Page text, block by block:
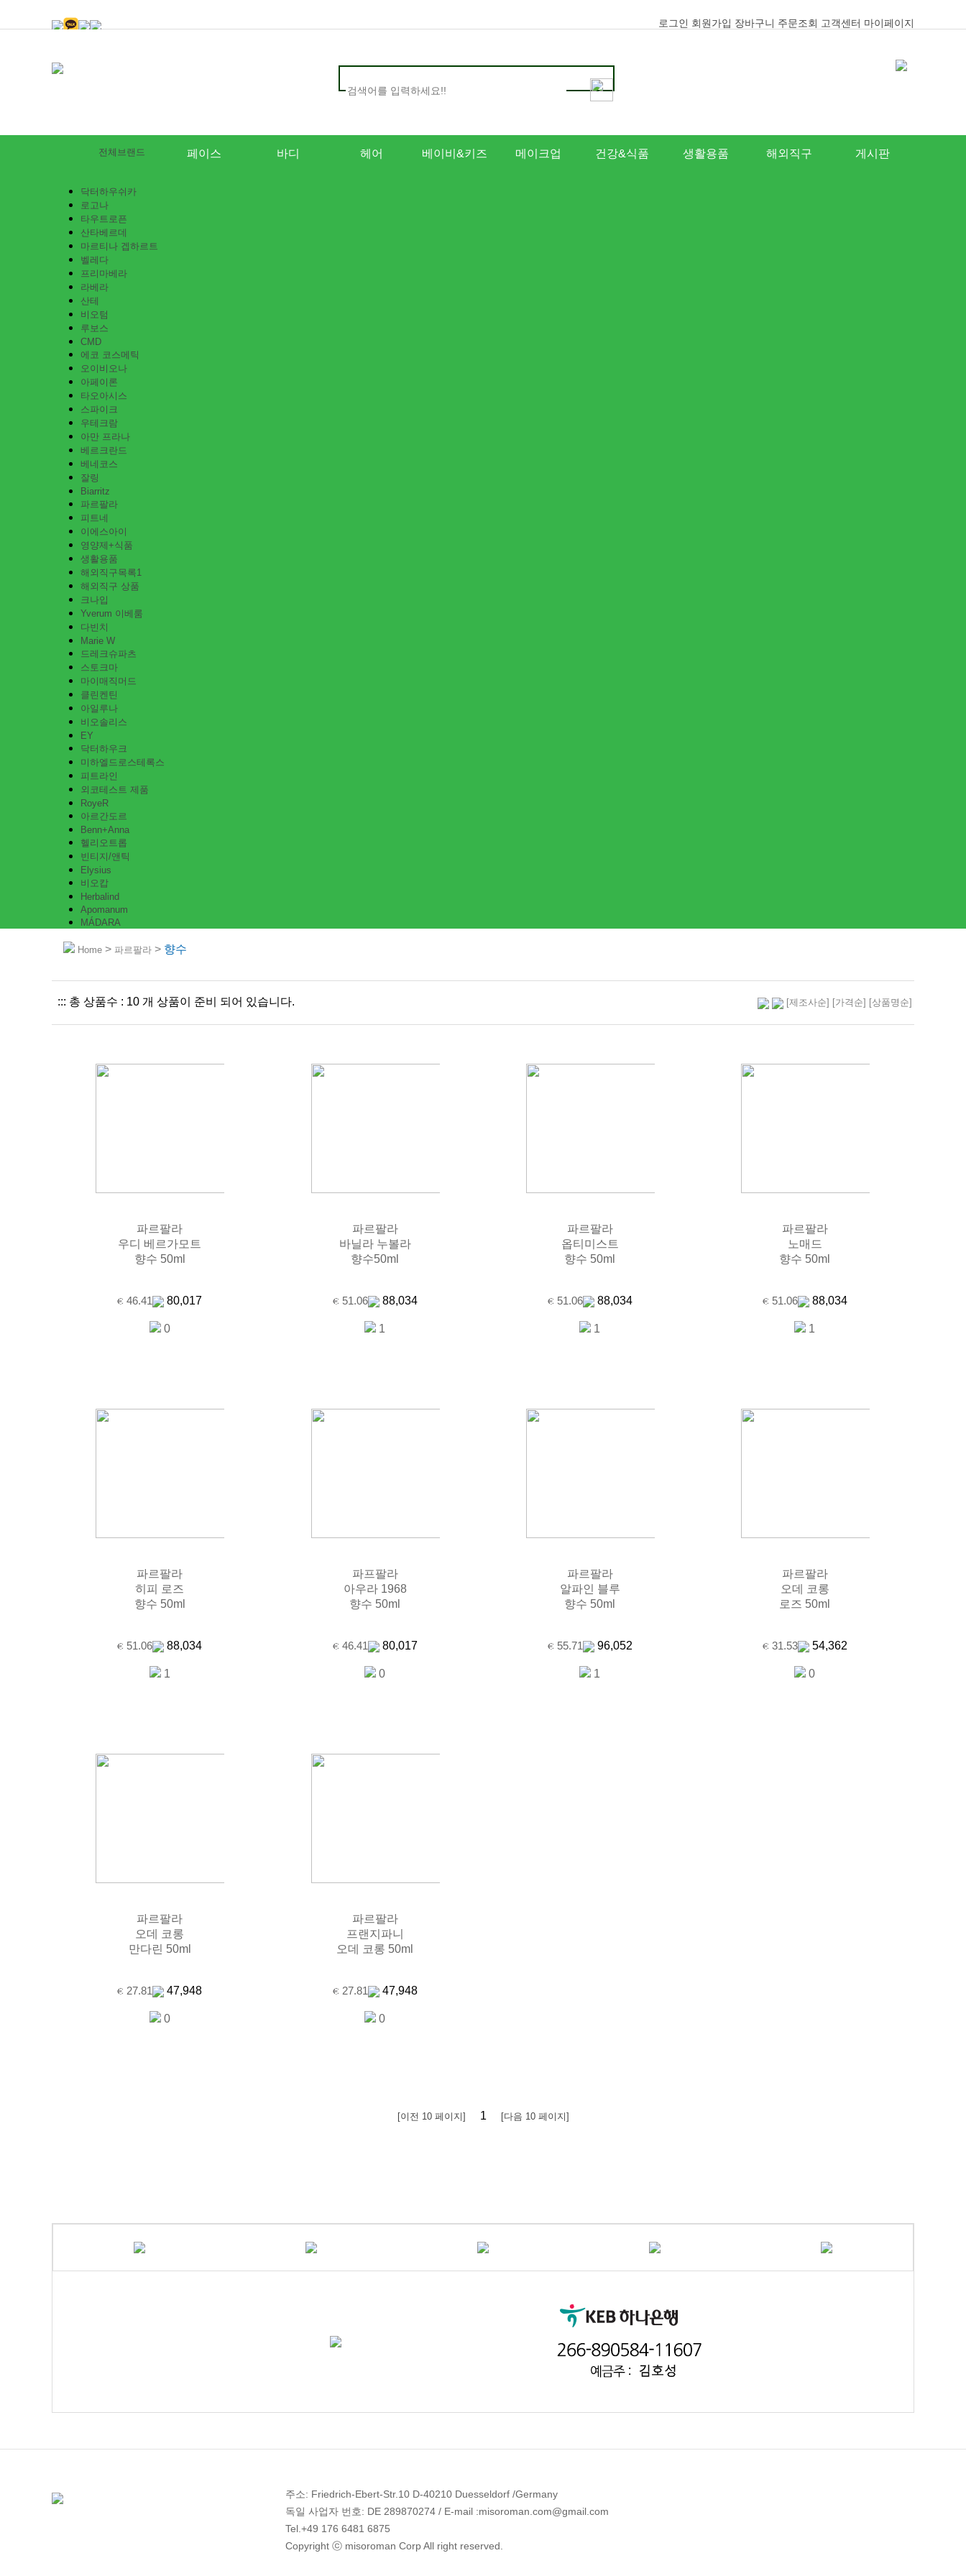
로그인 회원가입 장바구니 주문조회 고객센터 마이페이지
전체브랜드 페이스 바디 헤어 베이비&키즈 메이크업 건강&식품 생활용품 해외직구 게시판
닥터하우쉬카
로고나
타우트로픈
산타베르데
마르티나 겝하르트
벨레다
프리마베라
라베라
산테
비오텀
루보스
CMD
에코 코스메틱
오이비오나
아페이론
타오아시스
스파이크
우테크람
아만 프라나
베르크란드
베네코스
잘링
Biarritz
파르팔라
피트네
이에스아이
영양제+식품
생활용품
해외직구목록1
해외직구 상품
크나입
Yverum 이베룸
다빈치
Marie W
드레크슈파츠
스토크마
마이매직머드
클린켄틴
아일루나
비오솔리스
EY
닥터하우크
미하엘드로스테록스
피트라인
외코테스트 제품
RoyeR
아르간도르
Benn+Anna
헬리오트롭
빈티지/앤틱
Elysius
비오캅
Herbalind
Apomanum
MÁDARA
Home > 파르팔라 > 향수
::: 총 상품수 : 10 개 상품이 준비 되어 있습니다. [제조사순] [가격순] [상품명순]
파르팔라
우디 베르가모트
향수 50ml
46.41 80,017
0
파르팔라
바닐라 누볼라
향수50ml
51.06 88,034
1
파르팔라
옵티미스트
향수 50ml
51.06 88,034
1
파르팔라
노매드
향수 50ml
51.06 88,034
1
파르팔라
히피 로즈
향수 50ml
51.06 88,034
1
파프팔라
아우라 1968
향수 50ml
46.41 80,017
0
파르팔라
알파인 블루
향수 50ml
55.71 96,052
1
파르팔라
오데 코롱
로즈 50ml
31.53 54,362
0
파르팔라
오데 코롱
만다린 50ml
27.81 47,948
0
파르팔라
프랜지파니
오데 코롱 50ml
27.81 47,948
0
[이전 10 페이지] 1 [다음 10 페이지]
주소: Friedrich-Ebert-Str.10 D-40210 Duesseldorf /Germany
독일 사업자 번호: DE 289870274 / E-mail :misoroman.com@gmail.com
Tel.+49 176 6481 6875
Copyright ⓒ misoroman Corp All right reserved.